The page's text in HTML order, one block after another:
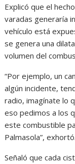
Explicó que el
varadas generaría
vehículo está
se genera una
volumen del
“Por ejemplo, un
algún incidente,
radio, imagínate lo
eso pedimos a los
este combustible
Palmasola”, exhortó.
Señaló que cada